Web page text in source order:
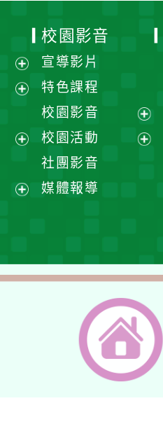
展
單
選
選
單
校園影音
宣導影片
特色課程
校園影音
展
校園活動
社團影音
媒體報導